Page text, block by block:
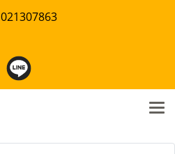
021307863